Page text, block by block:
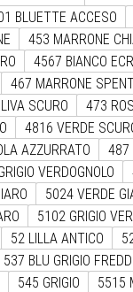
BLUETTE ACCESO
453 MARRONE
4567 BIANCO
467 MARRONE
SCURO 473
4816 VERDE
AZZURRATO
487
VERDOGNOLO
5024 VERDE
5102 GRIGIO
52 LILLA ANTICO
537 BLU GRIGIO
545 GRIGIO
5515